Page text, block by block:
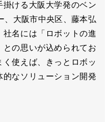
掛ける大阪大学発のベン
、大阪市中央区、藤本弘
名には「ロボットの進
の思いが込められてお
使えば、きっとロボッ
的なソリューション開発